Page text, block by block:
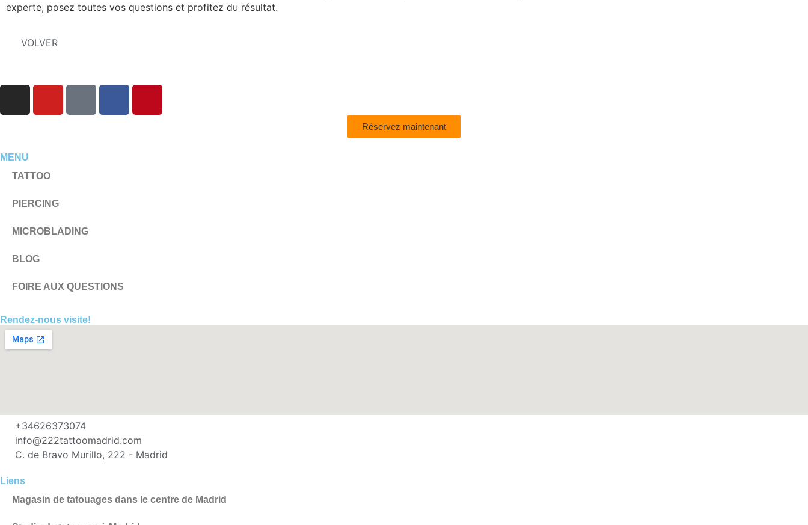
experte, posez toutes vos questions et profitez du résultat.
VOLVER
Réservez maintenant
MENU
TATTOO
PIERCING
MICROBLADING
BLOG
FOIRE AUX QUESTIONS
Rendez-nous visite!
+34626373074
info@222tattoomadrid.com
C. de Bravo Murillo, 222 - Madrid
Liens
Magasin de tatouages dans le centre de Madrid